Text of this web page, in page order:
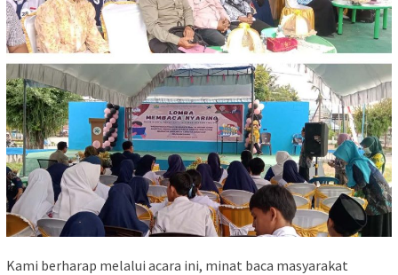
Kami berharap melalui acara ini, minat baca masyarakat